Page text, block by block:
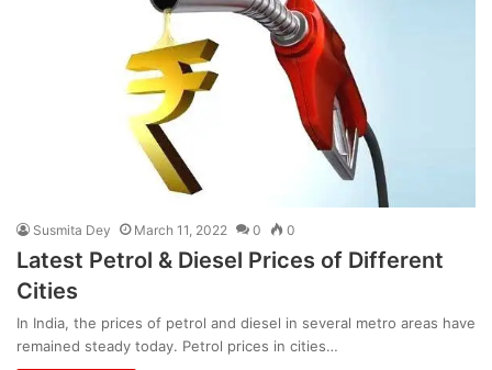
Susmita Dey March 11, 2022 0 0
Latest Petrol & Diesel Prices of Different
Cities
In India, the prices of petrol and diesel in several metro areas have
remained steady today. Petrol prices in cities…